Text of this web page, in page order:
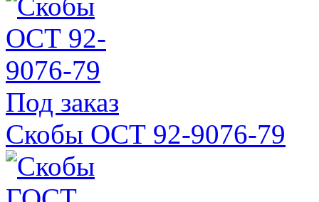
Под заказ
Скобы ОСТ 92-9076-79